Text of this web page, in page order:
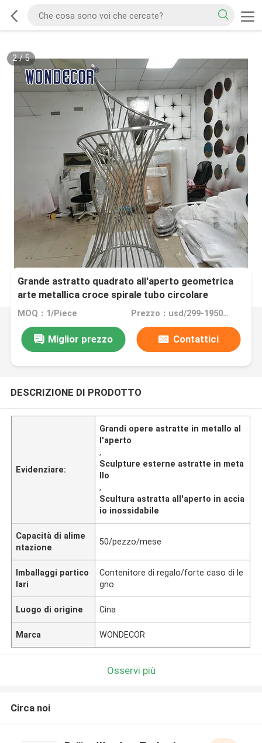
2/5
Grande astratto quadrato all'aperto geometrica
arte metallica croce spirale tubo circolare
scultura in acciaio inossidabile
MOQ：1/Piece Prezzo：usd/299-19500/Piece
Miglior prezzo Contattici
DESCRIZIONE DI PRODOTTO
Evidenziare:
Grandi opere astratte in metallo al
l'aperto
,
Sculpture esterne astratte in meta
llo
,
Scultura astratta all'aperto in accia
io inossidabile
Capacità di alime
ntazione
50/pezzo/mese
Imballaggi partico
lari
Contenitore di regalo/forte caso di le
gno
Luogo di origine Cina
Marca WONDECOR
Osservi più
Circa noi